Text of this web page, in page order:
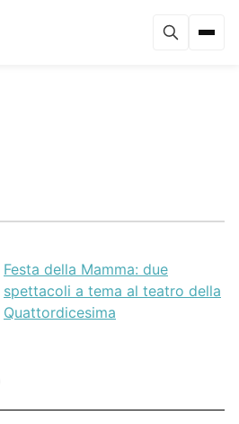
Festa della Mamma: due
spettacoli a tema al teatro della
Quattordicesima